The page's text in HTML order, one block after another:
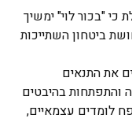
כי "בכור לוי" ימשיך
ביטחון השתייכות
את התנאים
והתפתחות בהיבטים
לומדים עצמאיים,